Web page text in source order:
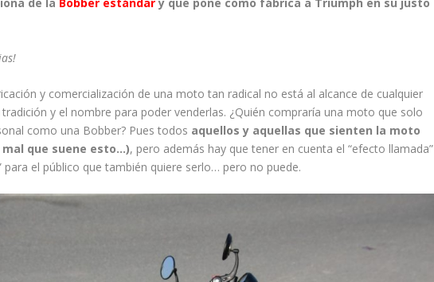
y comercialización de una moto tan radical no está al alcance de cualquier
y el nombre para poder venderlas. ¿Quién compraría una moto que solo
como una Bobber? Pues todos aquellos y aquellas que sienten la moto
que suene esto…), pero además hay que tener en cuenta el “efecto llamada”
el público que también quiere serlo… pero no puede.